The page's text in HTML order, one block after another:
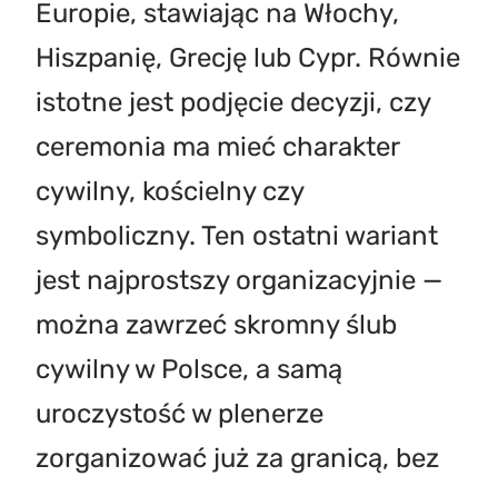
Europie, stawiając na Włochy,
Hiszpanię, Grecję lub Cypr. Równie
istotne jest podjęcie decyzji, czy
ceremonia ma mieć charakter
cywilny, kościelny czy
symboliczny. Ten ostatni wariant
jest najprostszy organizacyjnie —
można zawrzeć skromny ślub
cywilny w Polsce, a samą
uroczystość w plenerze
zorganizować już za granicą, bez